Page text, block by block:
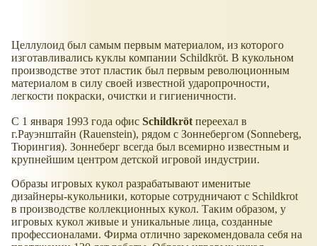
Целлулоид был самым первым материалом, из которого
изготавливались куклы компании Schildkröt. В кукольном
производстве этот пластик был первым революционным
материалом в силу своей известной ударопрочности,
легкости покраски, очистки и гигиеничности.
С 1 января 1993 года офис Schildkröt переехал в
г.Рауэнштайн (Rauenstein), рядом с Зоннебергом (Sonneberg,
Тюрингия). Зоннеберг всегда был всемирно известным и
крупнейшим центром детской игровой индустрии.
Образы игровых кукол разрабатывают именитые
дизайнеры-кукольники, которые сотрудничают с Schildkrot
в производстве коллекционных кукол. Таким образом, у
игровых кукол живые и уникальные лица, созданные
профессионалами. Фирма отлично зарекомендовала себя на